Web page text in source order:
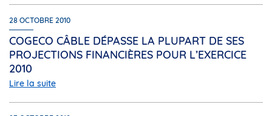
28 OCTOBRE 2010
COGECO CÂBLE DÉPASSE LA PLUPART DE SES
PROJECTIONS FINANCIÈRES POUR L’EXERCICE
2010
Lire la suite